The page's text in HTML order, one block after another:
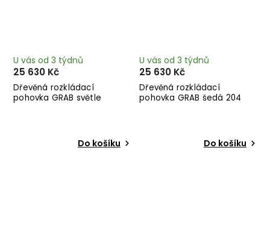
Dřevěná rozkládací
pohovka GRAB světle
U vás od 3 týdnů
25 630 Kč
Do košíku
Dřevěná rozkládací
pohovka GRAB šedá 204
U vás od 3 týdnů
25 630 Kč
Do košíku